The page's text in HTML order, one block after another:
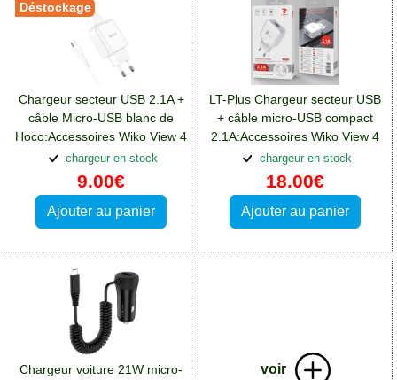
Chargeur secteur USB 2.1A +
câble Micro-USB blanc de
Hoco:Accessoires Wiko View 4
Lite
chargeur en stock
9.00€
Ajouter au panier
Déstockage
LT-Plus Chargeur secteur USB
+ câble micro-USB compact
2.1A:Accessoires Wiko View 4
Lite
chargeur en stock
18.00€
Ajouter au panier
Chargeur voiture 21W micro-
voir